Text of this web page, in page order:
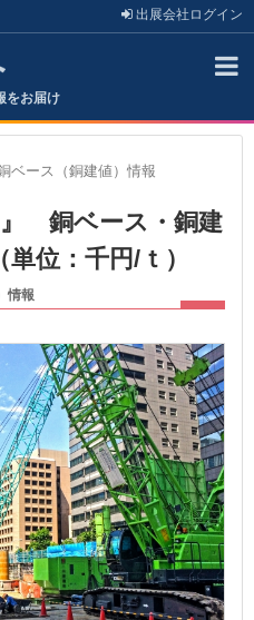
出展会社 ログイン
をお届け
ベース（銅建値）情報
』 銅ベース・銅建
：千円/ｔ）
情報